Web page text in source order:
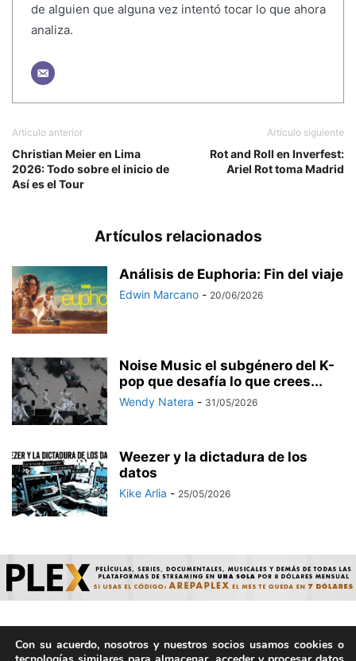
de alguien que alguna vez intentó tocar lo que ahora
analiza.
Artículo anterior
Christian Meier en Lima
2026: Todo sobre el inicio de
Así es el Tour
Artículo siguiente
Rot and Roll en Inverfest:
Ariel Rot toma Madrid
Artículos relacionados
Análisis de Euphoria: Fin del viaje
Edwin Marcano - 20/06/2026
Noise Music el subgénero del K-
pop que desafía lo que crees...
Wendy Natera - 31/05/2026
Weezer y la dictadura de los
datos
Kike Arlia - 25/05/2026
© ArepaVolatil.Com 2021-2025 - Hecho por humanos, no por
Con su acuerdo, nosotros y nuestros socios usamos cookies o